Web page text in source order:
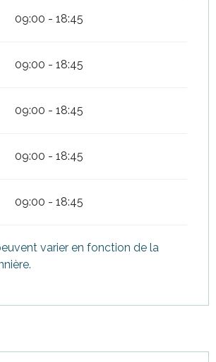
09:00 - 18:45
09:00 - 18:45
09:00 - 18:45
09:00 - 18:45
09:00 - 18:45
varier en fonction de la